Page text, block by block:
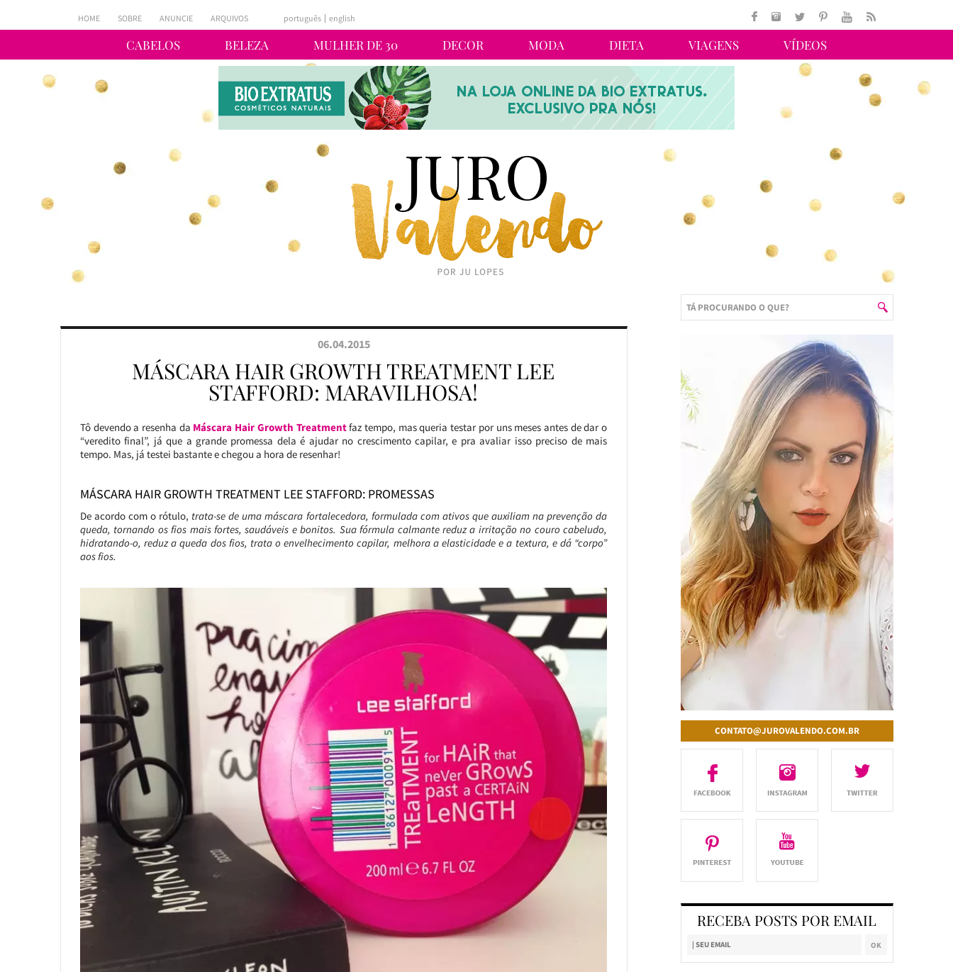
CABELOS BELEZA MULHER DE 30 DECOR MODA DIETA VIAGENS VÍDEOS
HOME SOBRE ANUNCIE ARQUIVOS português english
06.04.2015
MÁSCARA HAIR GROWTH TREATMENT LEE
STAFFORD: MARAVILHOSA!
Tô devendo a resenha da Máscara Hair Growth Treatmentfaz tempo, mas queria testar por uns meses antes de dar o
“veredito final”, já que a grande promessa dela é ajudar no crescimento capilar, e pra avaliar isso preciso de mais
tempo. Mas, já testei bastante e chegou a hora de resenhar!
MÁSCARA HAIR GROWTH TREATMENT LEE STAFFORD: PROMESSAS
De acordo com o rótulo, trata-se de uma máscara fortalecedora, formulada com ativos que auxiliam na prevenção da
queda, tornando os fios mais fortes, saudáveis e bonitos. Sua fórmula calmante reduz a irritação no couro cabeludo,
hidratando-o, reduz a queda dos fios, trata o envelhecimento capilar, melhora a elasticidade e a textura, e dá “corpo”
aos fios.
CONTATO@JUROVALENDO.COM.BR
RECEBA POSTS POR EMAIL